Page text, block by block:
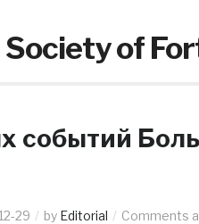
of
событий
29 by Editorial Comments